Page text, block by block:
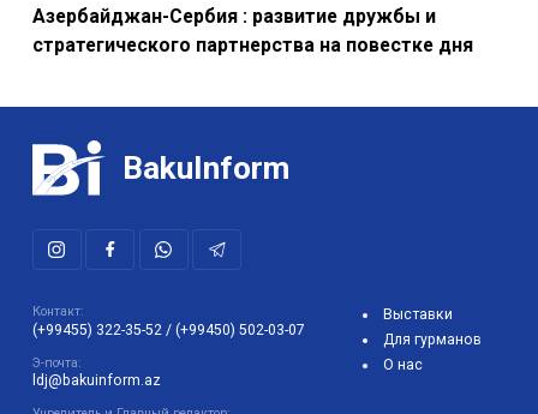
Азербайджан-Сербия : развитие дружбы и
стратегического партнерства на повестке дня
BakuInform
Контакт:
(+99455) 322-35-52 / (+99450) 502-03-07
Э-почта:
ldj@bakuinform.az
Выставки
Для гурманов
О нас